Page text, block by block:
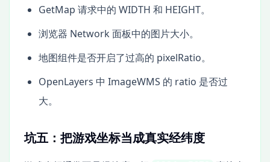
GetMap 请求中的 WIDTH 和 HEIGHT。
浏览器 Network 面板中的图片大小。
地图组件是否开启了过高的 pixelRatio。
OpenLayers 中 ImageWMS 的 ratio 是否过
大。
坑五：把游戏坐标当成真实经纬度